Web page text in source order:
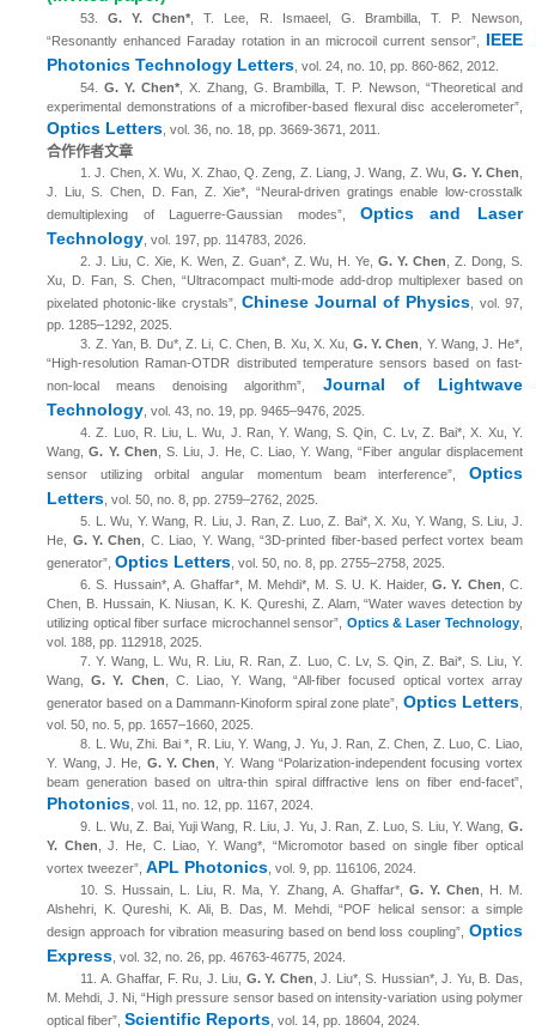
53.G. Y. Chen* , T. Lee, R. Ismaeel, G. Brambilla, T. P. Newson,
“Resonantly enhanced Faraday rotation in an microcoil current sensor”,
IEEE
Photonics Technology Letters , vol. 24, no. 10, pp. 860-862, 2012.
54.G. Y. Chen*, X. Zhang, G. Brambilla, T. P. Newson, “Theoretical and
experimental demonstrations of a microfiber-based flexural disc accelerometer”,
Optics Letters , vol. 36, no. 18, pp. 3669-3671, 2011.
合作作者文章
1.J. Chen, X. Wu, X. Zhao, Q. Zeng, Z. Liang, J. Wang, Z. Wu,G. Y. Chen
J. Liu, S. Chen, D. Fan, Z. Xie*, “Neural-driven gratings enable low-crosstalk
demultiplexing of Laguerre-Gaussian modes”, Optics and Laser
Technology , vol. 197, pp. 114783, 2026.
2.J. Liu, C. Xie, K. Wen, Z. Guan*, Z. Wu, H. Ye,G. Y. Chen , Z. Dong, S.
Xu, D. Fan, S. Chen, “Ultracompact multi-mode add-drop multiplexer based on
pixelated photonic-like crystals”, Chinese Journal of Physics , vol. 97,
pp. 1285–1292, 2025.
3. Z. Yan, B. Du*, Z. Li, C. Chen, B. Xu, X. Xu, G. Y. Chen
, Y. Wang, J. He*,
“High-resolution Raman-OTDR distributed temperature sensors based on fast-
non-local means denoising algorithm”, Journal of Lightwave
Technology , vol. 43, no. 19, pp. 9465–9476, 2025.
4.Z. Luo, R. Liu, L. Wu, J. Ran, Y. Wang, S. Qin, C. Lv, Z. Bai*, X. Xu, Y.
Wang,G. Y. Chen , S. Liu, J. He, C. Liao, Y. Wang, “Fiber angular displacement
sensor utilizing orbital angular momentum beam interference”, Optics
Letters , vol. 50, no. 8, pp. 2759–2762, 2025.
5.
L. Wu, Y. Wang, R. Liu, J. Ran, Z. Luo, Z. Bai*, X. Xu, Y. Wang, S. Liu, J.
He, G. Y. Chen
, C. Liao, Y. Wang, “3D-printed fiber-based perfect vortex beam
generator”,Optics Letters , vol. 50, no. 8, pp. 2755–2758, 2025.
6.S. Hussain*, A. Ghaffar*, M. Mehdi*, M. S. U. K. Haider,G. Y. Chen , C.
Chen, B. Hussain, K. Niusan, K. K. Qureshi, Z. Alam, “Water waves detection by
utilizing optical fiber surface microchannel sensor”, Optics & Laser Technology,
vol. 188, pp. 112918, 2025.
7.Y. Wang, L. Wu, R. Liu, R. Ran, Z. Luo, C. Lv, S. Qin, Z. Bai*, S. Liu, Y.
Wang,G. Y. Chen , C. Liao, Y. Wang, “All-fiber focused optical vortex array
generator based on a Dammann-Kinoform spiral zone plate” Optics Letters,
vol. 50, no. 5, pp. 1657–1660, 2025.
8.
L. Wu, Zhi. Bai *, R. Liu, Y. Wang, J. Yu, J. Ran, Z. Chen, Z. Luo, C. Liao,
Y. Wang, J. He, G. Y. Chen , Y. Wang “Polarization-independent focusing vortex
beam generation based on ultra-thin spiral diffractive lens on fiber end-facet”,
Photonics , vol. 11, no. 12, pp. 1167, 2024.
9.
L Wu, Z. Bai, Yuji Wang, R. Liu, J. Yu, J. Ran, Z. Luo, S. Liu, Y. Wang, G.
Y. Chen , J. He, C. Liao, Y. Wang*, “Micromotor based on single fiber optical
vortex tweezer”,APL Photonics , vol. 9, pp. 116106, 2024.
10.S. Hussain, L. Liu, R. Ma, Y. Zhang, A. Ghaffar*, G. Y. Chen , H. M.
Alshehri, K. Qureshi, K. Ali, B. Das, M. Mehdi, “POF helical sensor: a simple
design approach for vibration measuring based on bend loss coupling”, Optics
Express ,vol. 32, no. 26, pp. 46763-46775 , 2024.
11. A. Ghaffar, F. Ru, J. Liu, G. Y. Chen , J. Liu*, S. Hussian*, J. Yu, B. Das,
M. Mehdi, J. Ni, “High pressure sensor based on intensity-variation using polymer
optical fiber”,Scientific Reports , vol. 14, pp. 18604, 2024.